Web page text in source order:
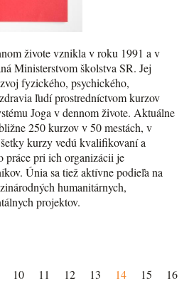
živote vznikla v roku 1991 a v
Ministerstvom školstva SR. Jej
fyzického, psychického,
ľudí prostredníctvom kurzov
Joga v dennom živote. Aktuálne
250 kurzov v 50 mestách, v
kurzy vedú kvalifikovaní a
práce pri ich organizácii je
Únia sa tiež aktívne podieľa na
humanitárnych,
projektov.
10 11 12 13 14 15 16